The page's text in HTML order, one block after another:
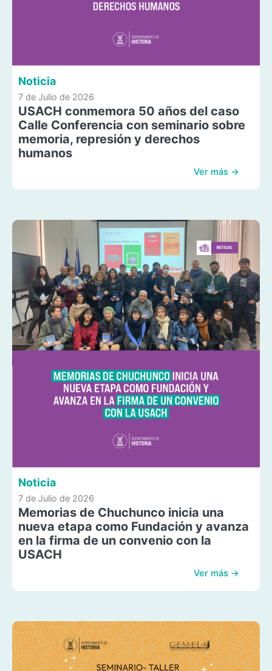
Noticia
7 de Julio de 2026
USACH conmemora 50 años del caso
Calle Conferencia con seminario sobre
memoria, represión y derechos
humanos
Ver más →
Noticia
7 de Julio de 2026
Memorias de Chuchunco inicia una
nueva etapa como Fundación y avanza
en la firma de un convenio con la
USACH
Ver más →